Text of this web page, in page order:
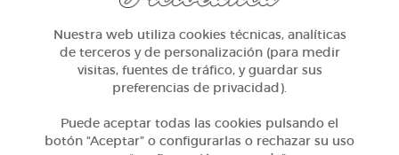
Nuestra web utiliza cookies técnicas, analíticas
de terceros y de personalización (para medir
visitas, fuentes de tráfico, y guardar sus
preferencias de privacidad).
Puede aceptar todas las cookies pulsando el
botón “Aceptar” o configurarlas o rechazar su uso